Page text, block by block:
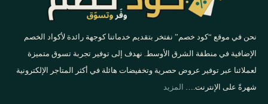
نحن في موقع “كود خصم” نفتخر بتقديم خدماتنا كوجهة رائدة لأكواد الخصم
الإضافية في منطقة الشرق الأوسط. نهدف إلى توفير تجربة تسوق متميزة
لعملائنا عبر توفير عروض حصرية وتخفيضات هائلة في أكثر المتاجر الإلكترونية
شهرةً على الإنترنت.…
المزيد